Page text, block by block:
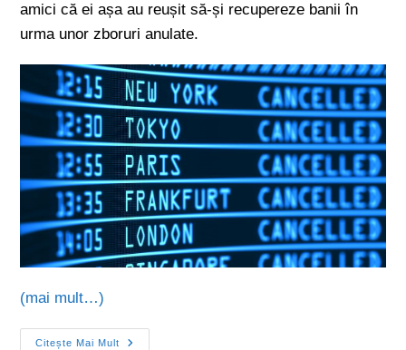
amici că ei așa au reușit să-și recupereze banii în
urma unor zboruri anulate.
(mai mult…)
Citește Mai Mult